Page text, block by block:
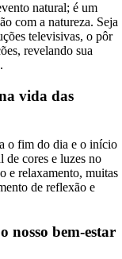
natural; é um
com a natureza. Seja
televisivas, o pôr
revelando sua
vida das
o fim do dia e o início
de cores e luzes no
e relaxamento, muitas
de reflexão e
nosso bem-estar